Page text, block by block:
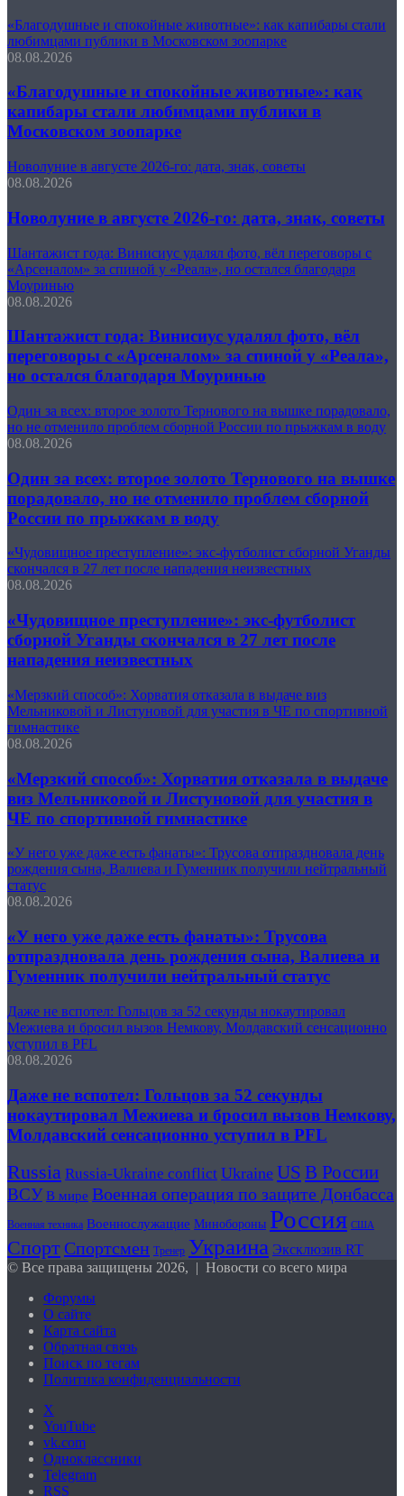
«Благодушные и спокойные животные»: как капибары стали
любимцами публики в Московском зоопарке
08.08.2026
«Благодушные и спокойные животные»: как
капибары стали любимцами публики в
Московском зоопарке
Новолуние в августе 2026-го: дата, знак, советы
08.08.2026
Новолуние в августе 2026-го: дата, знак, советы
Шантажист года: Винисиус удалял фото, вёл переговоры с
«Арсеналом» за спиной у «Реала», но остался благодаря
Моуринью
08.08.2026
Шантажист года: Винисиус удалял фото, вёл
переговоры с «Арсеналом» за спиной у «Реала»,
но остался благодаря Моуринью
Один за всех: второе золото Тернового на вышке порадовало,
но не отменило проблем сборной России по прыжкам в воду
08.08.2026
Один за всех: второе золото Тернового на вышке
порадовало, но не отменило проблем сборной
России по прыжкам в воду
«Чудовищное преступление»: экс-футболист сборной Уганды
скончался в 27 лет после нападения неизвестных
08.08.2026
«Чудовищное преступление»: экс-футболист
сборной Уганды скончался в 27 лет после
нападения неизвестных
«Мерзкий способ»: Хорватия отказала в выдаче виз
Мельниковой и Листуновой для участия в ЧЕ по спортивной
гимнастике
08.08.2026
«Мерзкий способ»: Хорватия отказала в выдаче
виз Мельниковой и Листуновой для участия в
ЧЕ по спортивной гимнастике
«У него уже даже есть фанаты»: Трусова отпраздновала день
рождения сына, Валиева и Гуменник получили нейтральный
статус
08.08.2026
«У него уже даже есть фанаты»: Трусова
отпраздновала день рождения сына, Валиева и
Гуменник получили нейтральный статус
Даже не вспотел: Гольцов за 52 секунды нокаутировал
Межиева и бросил вызов Немкову, Молдавский сенсационно
уступил в PFL
08.08.2026
Даже не вспотел: Гольцов за 52 секунды
нокаутировал Межиева и бросил вызов Немкову,
Молдавский сенсационно уступил в PFL
Russia Russia-Ukraine conflict Ukraine US В России
ВСУ В мире Военная операция по защите Донбасса
Военная техника Военнослужащие Минобороны Россия США
СпортСпортсмен Тренер Украина Эксклюзив RT
© Все права защищены 2026, | Новости со всего мира
Форумы
О сайте
Карта сайта
Обратная связь
Поиск по тегам
Политика конфиденциальности
X
YouTube
vk.com
Одноклассники
Telegram
RSS